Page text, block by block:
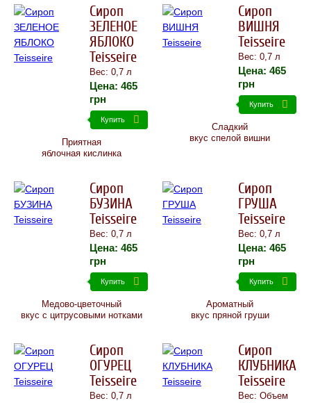
Сироп
ЗЕЛЕНОЕ
ЯБЛОКО
Teisseire
Вес: 0,7 л
Цена: 465
грн
Купить
Приятная
яблочная кислинка
Сироп
ВИШНЯ
Teisseire
Вес: 0,7 л
Цена: 465
грн
Купить
Сладкий
вкус спелой вишни
Сироп
БУЗИНА
Teisseire
Вес: 0,7 л
Цена: 465
грн
Купить
Медово-цветочный
вкус с цитрусовыми нотками
Сироп
ГРУША
Teisseire
Вес: 0,7 л
Цена: 465
грн
Купить
Ароматный
вкус пряной груши
Сироп
ОГУРЕЦ
Teisseire
Вес: 0,7 л
Сироп
КЛУБНИКА
Teisseire
Вес: Объем